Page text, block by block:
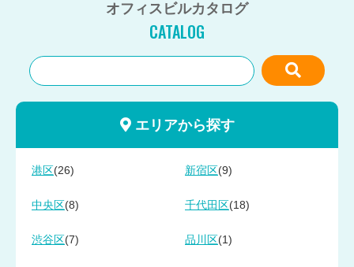
オフィスビルカタログ
CATALOG
エリアから探す
港区 (26) 新宿区 (9)
中央区 (8) 千代田区 (18)
渋谷区 (7) 品川区 (1)